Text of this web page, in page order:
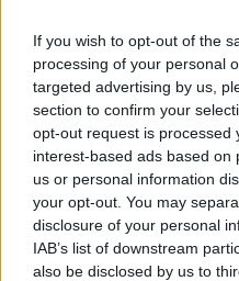
If you wish to opt-out of the
processing of your personal
targeted advertising by us,
section to confirm your
opt-out request is processed
interest-based ads based on
us or personal information
your opt-out. You may
disclosure of your personal
IAB’s list of downstream
also be disclosed by us to